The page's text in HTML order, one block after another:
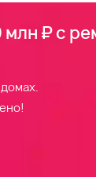
млн ₽ с